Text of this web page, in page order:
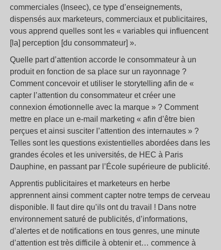
commerciales (Inseec), ce type d’enseignements,
dispensés aux marketeurs, commerciaux et publicitaires,
vous apprend quelles sont les « variables qui influencent
[la] perception [du consommateur] ».
Quelle part d’attention accorde le consommateur à un
produit en fonction de sa place sur un rayonnage ?
Comment concevoir et utiliser le storytelling afin de «
capter l’attention du consommateur et créer une
connexion émotionnelle avec la marque » ? Comment
mettre en place un e-mail marketing « afin d’être bien
perçues et ainsi susciter l’attention des internautes » ?
Telles sont les questions existentielles abordées dans les
grandes écoles et les universités, de HEC à Paris
Dauphine, en passant par l’École supérieure de publicité.
Apprentis publicitaires et marketeurs en herbe
apprennent ainsi comment capter notre temps de cerveau
disponible. Il faut dire qu’ils ont du travail ! Dans notre
environnement saturé de publicités, d’informations,
d’alertes et de notifications en tous genres, une minute
d’attention est très difficile à obtenir et… commence à